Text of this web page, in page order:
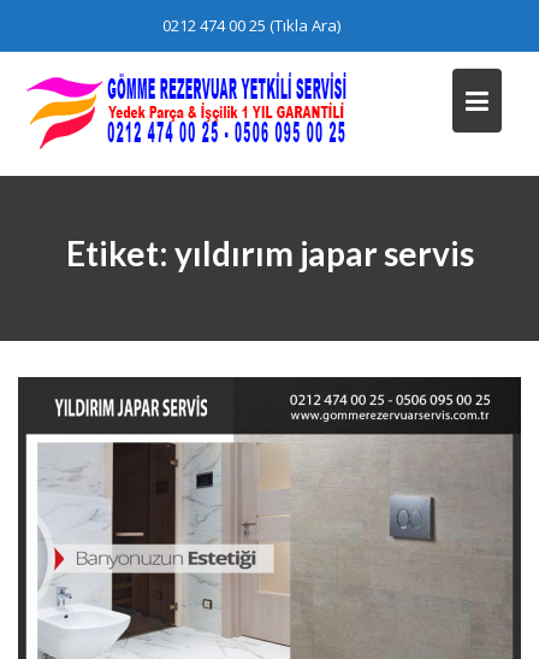
content
0212 474 00 25 (Tıkla Ara)
Etiket: yıldırım japar servis